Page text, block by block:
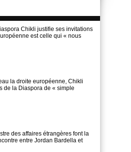
Chikli justifie ses invitations
est celle qui « nous
la droite européenne, Chikli
de la Diaspora de « simple
des affaires étrangères font la
entre Jordan Bardella et